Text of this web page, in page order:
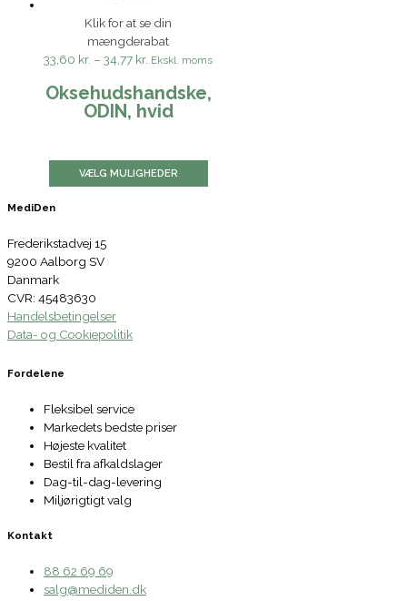
Klik for at se din
mængderabat
33,60 kr. – 34,77 kr. Ekskl. moms
Oksehudshandske,
ODIN, hvid
VÆLG MULIGHEDER
MediDen
Frederikstadvej 15
9200 Aalborg SV
Danmark
CVR: 45483630
Handelsbetingelser
Data- og Cookiepolitik
Fordelene
Fleksibel service
Markedets bedste priser
Højeste kvalitet
Bestil fra afkaldslager
Dag-til-dag-levering
Miljørigtigt valg
Kontakt
88 62 69 69
salg@mediden.dk